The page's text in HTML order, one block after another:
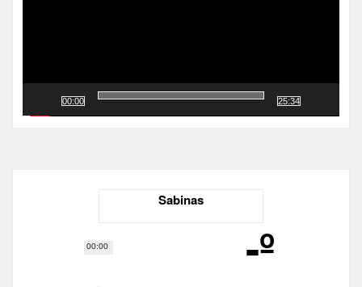
00:00
00:00
25:34
Sabinas
-º